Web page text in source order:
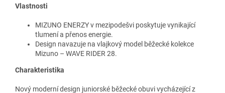
Vlastnosti
MIZUNO ENERZY v mezipodešvi poskytuje vynikající
tlumení a přenos energie.
Design navazuje na vlajkový model běžecké kolekce
Mizuno – WAVE RIDER 28.
Charakteristika
Nový moderní design juniorské běžecké obuvi vycházející z